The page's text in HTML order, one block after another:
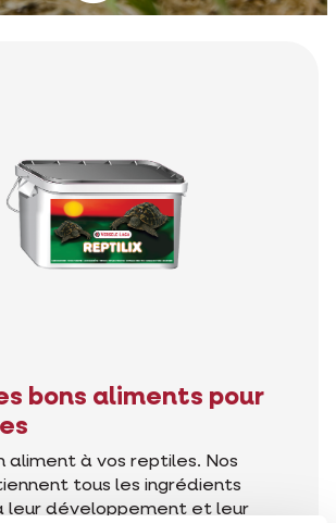
bons aliments pour
aliment à vos reptiles. Nos
tous les ingrédients
leur développement et leur